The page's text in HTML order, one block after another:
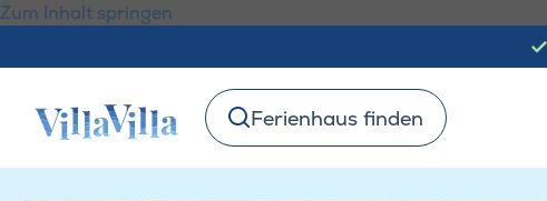
Zum Inhalt springen
Ferienhaus finden